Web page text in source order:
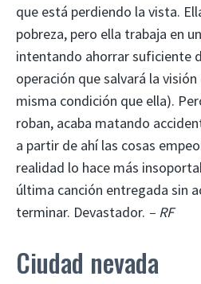
que está perdiendo la vista.
pobreza, pero ella trabaja en
intentando ahorrar suficiente
operación que salvará la
misma condición que ella).
roban, acaba matando
a partir de ahí las cosas
realidad lo hace más
última canción entregada sin
terminar. Devastador. – RF
Ciudad nevada